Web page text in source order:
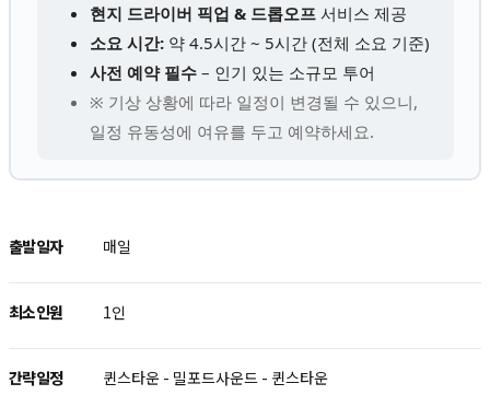
현지 드라이버 픽업 & 드롭오프 서비스 제공
소요 시간: 약 4.5시간 ~ 5시간 (전체 소요 기준)
사전 예약 필수 – 인기 있는 소규모 투어
※ 기상 상황에 따라 일정이 변경될 수 있으니,
일정 유동성에 여유를 두고 예약하세요.
출발일자 매일
최소인원 1인
간략일정 퀸스타운 - 밀포드사운드 - 퀸스타운